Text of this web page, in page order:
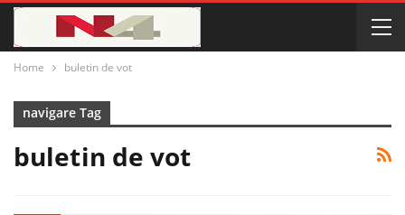
Home buletin de vot
navigare Tag
buletin de vot